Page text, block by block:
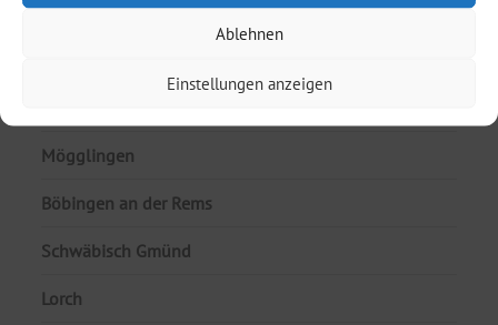
Ablehnen
Einstellungen anzeigen
Mögglingen
Böbingen an der Rems
Schwäbisch Gmünd
Lorch